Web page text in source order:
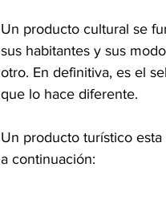
Un producto cultural se
sus habitantes y sus
otro. En definitiva, es el
que lo hace diferente.
Un producto turístico
a continuación: